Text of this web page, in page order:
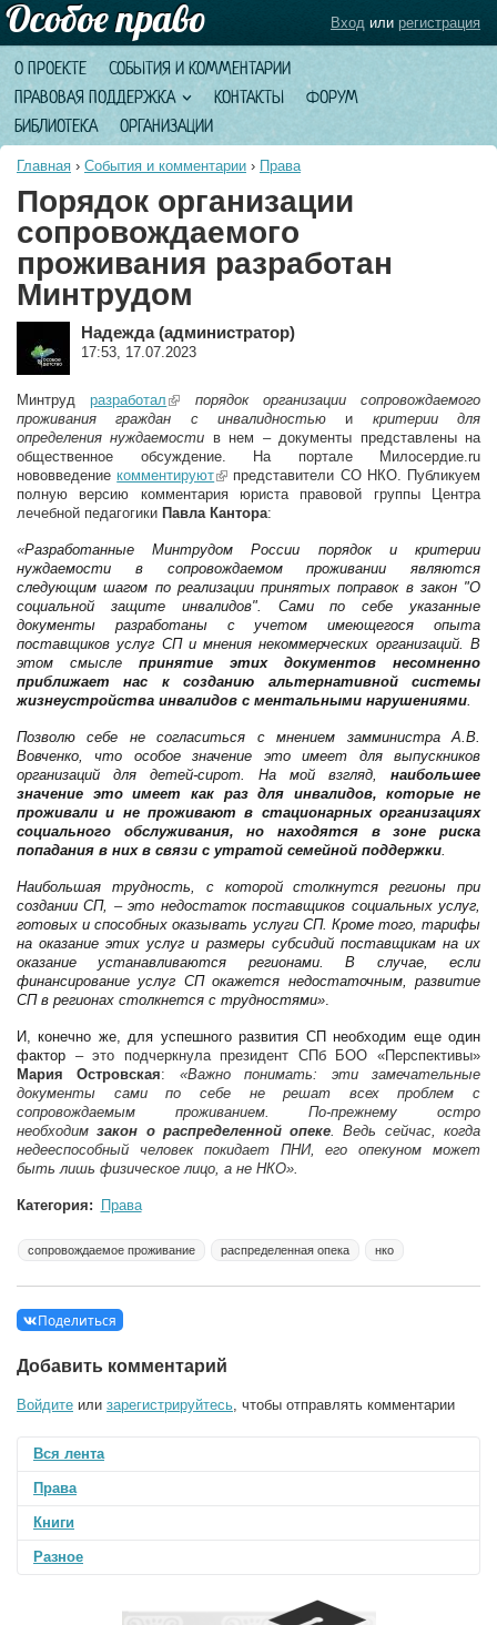
О ПРОЕКТЕ
СОБЫТИЯ И КОММЕНТАРИИ
ПРАВОВАЯ ПОДДЕРЖКА
КОНТАКТЫ
ФОРУМ
БИБЛИОТЕКА
ОРГАНИЗАЦИИ
Вход или регистрация
Главная › События и комментарии › Права
Порядок организации
сопровождаемого
проживания разработан
Минтрудом
Надежда (администратор)
17:53, 17.07.2023
Минтрудразработал (link is external)
порядок организации сопровождаемого
проживания граждан с инвалидностью и критерии для
определения нуждаемости в нем – документы представлены на
общественное обсуждение. На портале Милосердие.ru
нововведениекомментируют(link is external)
представители СО НКО. Публикуем
полную версию комментария юриста правовой группы Центра
лечебной педагогики Павла Кантора:
«Разработанные Минтрудом России порядок и критерии
нуждаемости в сопровождаемом проживании являются
следующим шагом по реализации принятых поправок в закон "О
социальной защите инвалидов". Сами по себе указанные
документы разработаны с учетом имеющегося опыта
поставщиков услуг СП и мнения некоммерческих организаций. В
этом смысле принятие этих документов несомненно
приближает нас к созданию альтернативной системы
жизнеустройства инвалидов с ментальными нарушениями.
Позволю себе не согласиться с мнением замминистра А.В.
Вовченко, что особое значение это имеет для выпускников
организаций для детей-сирот. На мой взгляд, наибольшее
значение это имеет как раз для инвалидов, которые не
проживали и не проживают в стационарных организациях
социального обслуживания, но находятся в зоне риска
попадания в них в связи с утратой семейной поддержки.
Наибольшая трудность, с которой столкнутся регионы при
создании СП, –это недостаток поставщиков социальных услуг,
готовых и способных оказывать услуги СП. Кроме того, тарифы
на оказание этих услуг и размеры субсидий поставщикам на их
оказание устанавливаются регионами. В случае, если
финансирование услуг СП окажется недостаточным, развитие
СП в регионах столкнется с трудностями».
И, конечно же, для успешного развития СП необходим еще один
фактор – это подчеркнула президент СПб БОО «Перспективы»
Мария Островская: «Важно понимать: эти замечательные
документы сами по себе не решат всех проблем с
сопровождаемым проживанием. По-прежнему остро
необходимзакон о распределенной опеке. Ведь сейчас, когда
недееспособный человек покидает ПНИ, его опекуном может
быть лишь физическое лицо, а не НКО».
Категория: Права
сопровождаемое проживание распределенная опека нко
Поделиться
Добавить комментарий
Войдите или зарегистрируйтесь , чтобы отправлять комментарии
Вся лента
Права
Книги
Разное